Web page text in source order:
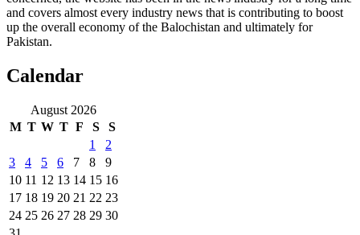
and covers almost every industry news that is contributing to boost
up the overall economy of the Balochistan and ultimately for
Pakistan.
Calendar
August 2026
M T W T F S
S
1
2
3
4 5 6 7 8
9
10 11 12 13 14 15 16
17 18 19 20 21 22 23
24 25 26 27 28 29 30